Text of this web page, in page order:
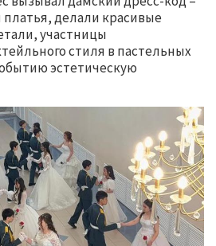
делали красивые
участницы
стиля в пастельных
эстетическую